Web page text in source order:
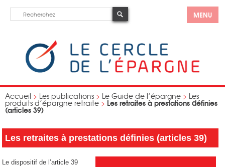
MENU
Accueil > Les publications > Le Guide de l’épargne > Les
produits d’épargne retraite > Les retraites à prestations définies
(articles 39)
Les retraites à prestations définies (articles 39)
Le dispositif de l’article 39